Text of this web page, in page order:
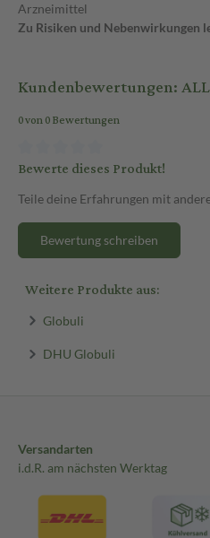
Arzneimittel
Zu Risiken und Nebenwirkungen
Kundenbewertungen:
0 von 0 Bewertungen
Bewerte dieses Produkt!
Teile deine Erfahrungen mit
Bewertung schreiben
Weitere Produkte aus:
Globuli
DHU Globuli
Versandarten
i.d.R. am nächsten Werktag